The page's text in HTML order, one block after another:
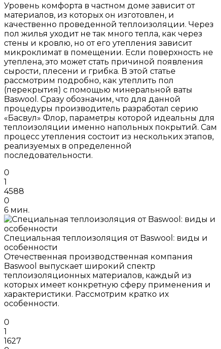
Уровень комфорта в частном доме зависит от
материалов, из которых он изготовлен, и
качественно проведенной теплоизоляции. Через
пол жилья уходит не так много тепла, как через
стены и кровлю, но от его утепления зависит
микроклимат в помещении. Если поверхность не
утеплена, это может стать причиной появления
сырости, плесени и грибка. В этой статье
рассмотрим подробно, как утеплить пол
(перекрытия) с помощью минеральной ваты
Baswool. Сразу обозначим, что для данной
процедуры производитель разработал серию
«Басвул» Флор, параметры которой идеальны для
теплоизоляции именно напольных покрытий. Сам
процесс утепления состоит из нескольких этапов,
реализуемых в определенной
последовательности.
0
1
4588
0
6 мин.
Специальная теплоизоляция от Baswool: виды и
особенности
Отечественная производственная компания
Baswool выпускает широкий спектр
теплоизоляционных материалов, каждый из
которых имеет конкретную сферу применения и
характеристики. Рассмотрим кратко их
особенности.
0
1
1627